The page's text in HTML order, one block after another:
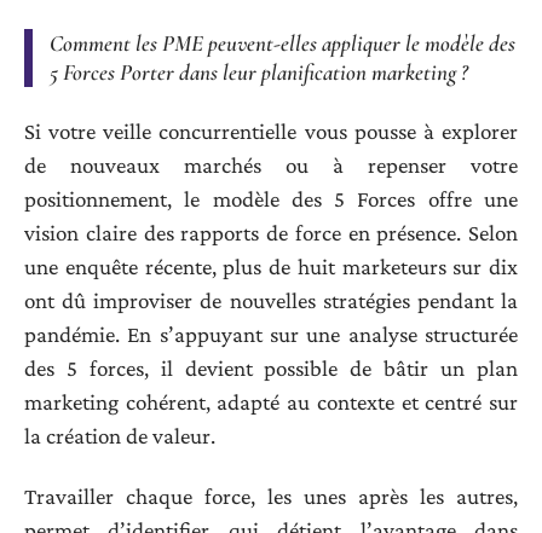
Comment les PME peuvent-elles appliquer le modèle des
5 Forces Porter dans leur planification marketing ?
Si votre veille concurrentielle vous pousse à explorer
de nouveaux marchés ou à repenser votre
positionnement, le modèle des 5 Forces offre une
vision claire des rapports de force en présence. Selon
une enquête récente, plus de huit marketeurs sur dix
ont dû improviser de nouvelles stratégies pendant la
pandémie. En s’appuyant sur une analyse structurée
des 5 forces, il devient possible de bâtir un plan
marketing cohérent, adapté au contexte et centré sur
la création de valeur.
Travailler chaque force, les unes après les autres,